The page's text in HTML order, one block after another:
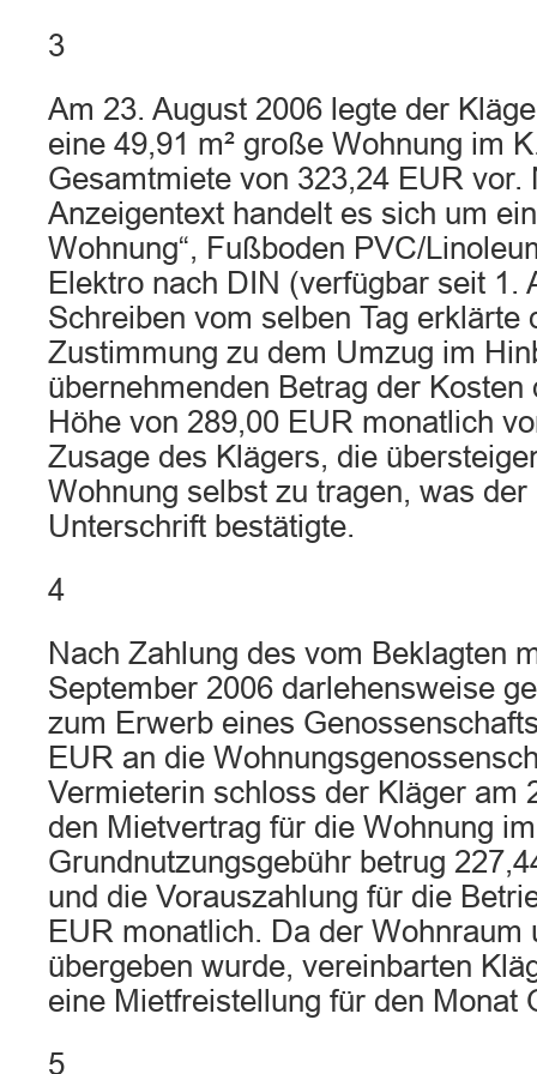
3
Am 23. August 2006 legte der
eine 49,91 m² große Wohnung im
Gesamtmiete von 323,24 EUR vor.
Anzeigentext handelt es sich um
Wohnung“, Fußboden PVC/
Elektro nach DIN (verfügbar seit 1.
Schreiben vom selben Tag erklärte
Zustimmung zu dem Umzug im
übernehmenden Betrag der Kosten
Höhe von 289,00 EUR monatlich
Zusage des Klägers, die
Wohnung selbst zu tragen, was
Unterschrift bestätigte.
4
Nach Zahlung des vom Beklagten
September 2006 darlehensweise
zum Erwerb eines
EUR an die
Vermieterin schloss der Kläger am
den Mietvertrag für die Wohnung
Grundnutzungsgebühr betrug
und die Vorauszahlung für die
EUR monatlich. Da der Wohnraum
übergeben wurde, vereinbarten
eine Mietfreistellung für den Monat
5